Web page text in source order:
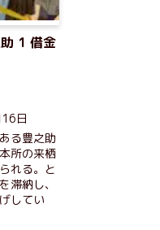
1 借金
日
る豊之助
所の来栖
れる。と
滞納し、
してい